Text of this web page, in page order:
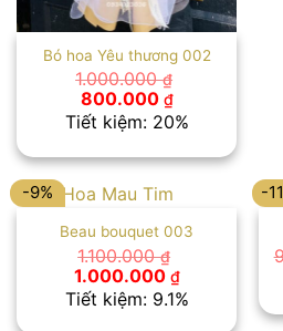
Bó hoa Yêu thương 002
1.000.000₫
Giá
gốc
là:
800.000 ₫Giá
hiện
tại
800.000 ₫.
Tiết kiệm: 20%
-9%
Beau bouquet 003
1.100.000₫
Giá
gốc
là:
1.000.000 ₫Giá
hiện
tại
Tiết kiệm: 9.1%
-